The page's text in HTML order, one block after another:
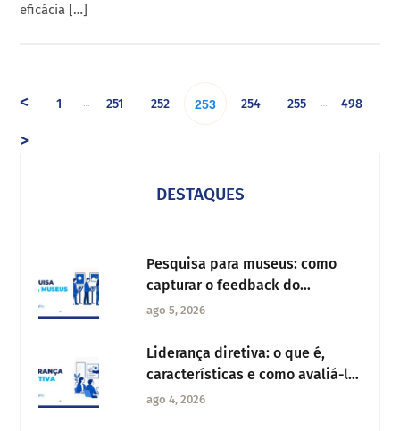
eficácia […]
< 1 … 251 252 253 254 255 … 498
>
DESTAQUES
Pesquisa para museus: como
capturar o feedback do
visitante e melhorar a
ago 5, 2026
Liderança diretiva: o que é,
características e como avaliá-la
na sua organização
ago 4, 2026